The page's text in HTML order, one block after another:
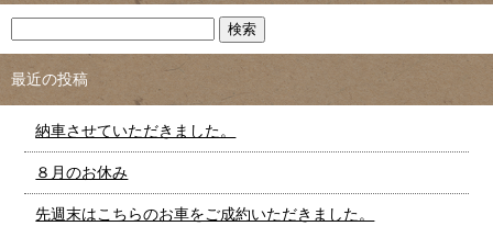
最近の投稿
納車させていただきました。
８月のお休み
先週末はこちらのお車をご成約いただきました。